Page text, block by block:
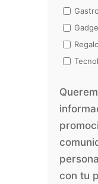
con tu